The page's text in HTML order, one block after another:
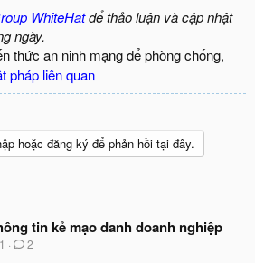
WhiteHatđể thảo luận và cập nhật
ngày.
thức an ninh mạng để phòng chống,
pháp liên quan
hoặc đăng ký để phản hồi tại đây.
tin kẻ mạo danh doanh nghiệp
2